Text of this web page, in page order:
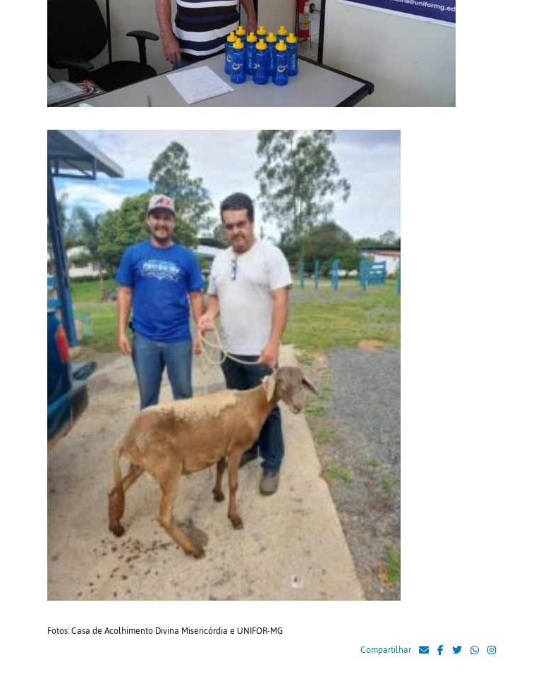
Fotos: Casa de Acolhimento Divina Misericórdia e UNIFOR-MG
Compartilhar